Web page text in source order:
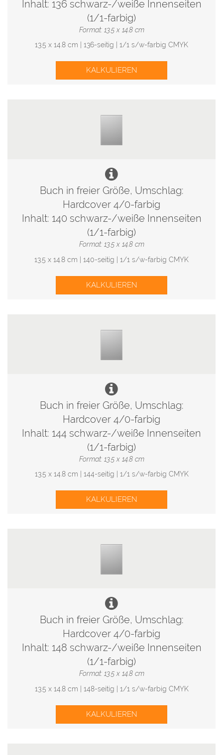
Inhalt: 136 schwarz-/weiße Innenseiten
(1/1-farbig)
Format: 13.5 x 14.8 cm
13.5 x 14.8 cm | 136-seitig | 1/1 s/w-farbig CMYK
KALKULIEREN
Buch in freier Größe, Umschlag:
Hardcover 4/0-farbig
Inhalt: 140 schwarz-/weiße Innenseiten
(1/1-farbig)
Format: 13.5 x 14.8 cm
13.5 x 14.8 cm | 140-seitig | 1/1 s/w-farbig CMYK
KALKULIEREN
Buch in freier Größe, Umschlag:
Hardcover 4/0-farbig
Inhalt: 144 schwarz-/weiße Innenseiten
(1/1-farbig)
Format: 13.5 x 14.8 cm
13.5 x 14.8 cm | 144-seitig | 1/1 s/w-farbig CMYK
KALKULIEREN
Buch in freier Größe, Umschlag:
Hardcover 4/0-farbig
Inhalt: 148 schwarz-/weiße Innenseiten
(1/1-farbig)
Format: 13.5 x 14.8 cm
13.5 x 14.8 cm | 148-seitig | 1/1 s/w-farbig CMYK
KALKULIEREN